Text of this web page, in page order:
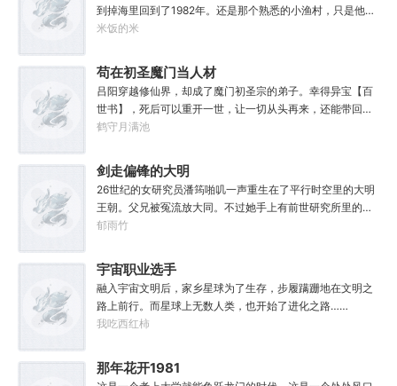
到掉海里回到了1982年。还是那个熟悉的小渔村，只是他已
经不是年轻时候的他了。混账了半辈子，这回他想好好来过
他也没什么大理想大志向，只想挽回遗憾，跟老婆好好过日
子，一家子平安喜乐就好。
米饭的米
苟在初圣魔门当人材
吕阳穿越修仙界，却成了魔门初圣宗的弟子。幸得异宝【百
世书】，死后可以重开一世，让一切从头再来，还能带回前
世的宝物，修为，寿命，甚至觉醒特殊的天赋。奈何次数有
定先在魔门苟住，一世世苦修，不成仙不出山，奈何魔门凶
险异常，遍地都是人材。第一世，吕阳惨遭师姐暗算。第二
世，好不容易反杀师姐，又遭师兄毒手。第三世，第四
世……直到百世之后，再回首，吕阳才发现自己已经成为了
一代魔道巨擘，初圣宗里最畜生的那一个。“魔门个个都是人
鹤守月满池
剑走偏锋的大明
26世纪的女研究员潘筠啪叽一声重生在了平行时空里的大明
王朝。父兄被冤流放大同。不过她手上有前世研究所里的镇
馆神器——灵境！为救家人，潘筠化身道观小道士，仗剑提
度牒。潘筠大剑拍上去：闭嘴，信不信扣你鱼仔。
郁雨竹
宇宙职业选手
融入宇宙文明后，家乡星球为了生存，步履蹒跚地在文明之
路上前行。而星球上无数人类，也开始了进化之路……
我吃西红柿
那年花开1981